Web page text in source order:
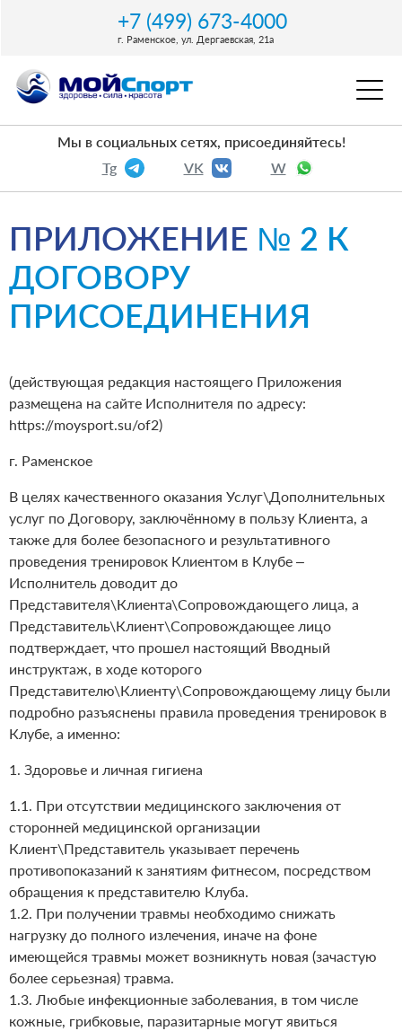
+7 (499) 673-4000
г. Раменское, ул. Дергаевская, 21a
Мы в социальных сетях, присоединяйтесь!
Tg
VK W
ПРИЛОЖЕНИЕ № 2 К
ДОГОВОРУ
ПРИСОЕДИНЕНИЯ
(действующая редакция настоящего Приложения
размещена на сайте Исполнителя по адресу:
https://moysport.su/of2)
г. Раменское
В целях качественного оказания Услуг\Дополнительных
услуг по Договору, заключённому в пользу Клиента, а
также для более безопасного и результативного
проведения тренировок Клиентом в Клубе –
Исполнитель доводит до
Представителя\Клиента\Сопровождающего лица, а
Представитель\Клиент\Сопровождающее лицо
подтверждает, что прошел настоящий Вводный
инструктаж, в ходе которого
Представителю\Клиенту\Сопровождающему лицу были
подробно разъяснены правила проведения тренировок в
Клубе, а именно:
1. Здоровье и личная гигиена
1.1. При отсутствии медицинского заключения от
сторонней медицинской организации
Клиент\Представитель указывает перечень
противопоказаний к занятиям фитнесом, посредством
обращения к представителю Клуба.
1.2. При получении травмы необходимо снижать
нагрузку до полного излечения, иначе на фоне
имеющейся травмы может возникнуть новая (зачастую
более серьезная) травма.
1.3. Любые инфекционные заболевания, в том числе
кожные, грибковые, паразитарные могут явиться